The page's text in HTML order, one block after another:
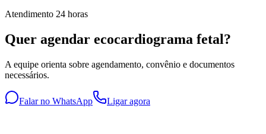
Atendimento 24 horas
Quer agendar ecocardiograma fetal?
A equipe orienta sobre agendamento, convênio e documentos
necessários.
Falar no WhatsApp Ligar agora